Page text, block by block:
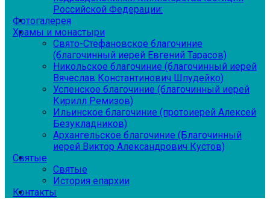
Российской Федерации:
Фотогалерея
Храмы и монастыри
Свято-Стефановское благочиние
(благочинный иерей Евгений Тарасов)
Никольское благочиние (благочинный иерей
Вячеслав Константинович Шпудейко)
Успенское благочиние (благочинный иерей
Кирилл Ремизов)
Ильинское благочиние (протоиерей Алексей
Безукладников)
Архангельское благочиние (Благочинный
иерей Виктор Александрович Кустов)
Святые
Святые
История епархии
Контакты